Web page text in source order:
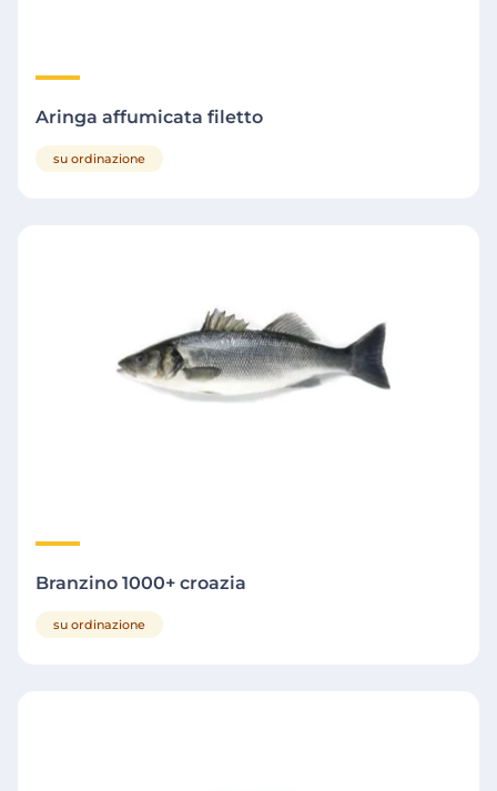
Aringa affumicata filetto
su ordinazione
Branzino 1000+ croazia
su ordinazione